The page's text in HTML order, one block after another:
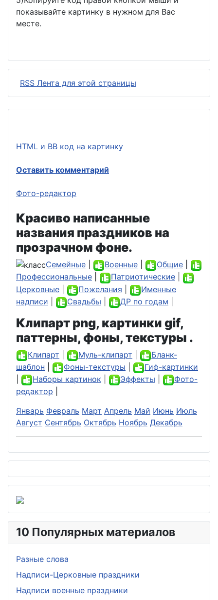
показывайте картинку в нужном для Вас
месте.
RSS Лента для этой страницы
HTML и BB код на картинку
Оставить комментарий
Фото-редактор
Красиво написанные
названия праздников на
прозрачном фоне.
Семейные Военные Общие
Профессиональные
Патриотические
Церковные
Пожелания
Именные
надписи
Свадьбы ДР по годам
Клипарт png, картинки gif,
паттерны, фоны, текстуры .
Клипарт Муль-клипарт
Бланк-
шаблон
Фоны-текстуры
Гиф-картинки
Наборы картинок Эффекты
Фото-
редактор
Январь Февраль Март Апрель Май Июнь Июль
Август Сентябрь Октябрь Ноябрь Декабрь
10 Популярных материалов
Разные слова
Надписи-Церковные праздники
Надписи военные праздники